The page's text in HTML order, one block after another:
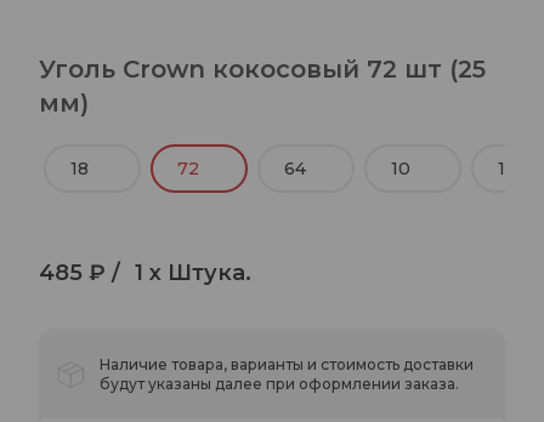
Уголь Crown кокосовый 72 шт (25
мм)
18 72 64 10 12
485 ₽ / 1 x Штука.
Наличие товара, варианты и стоимость доставки
будут указаны далее при оформлении заказа.